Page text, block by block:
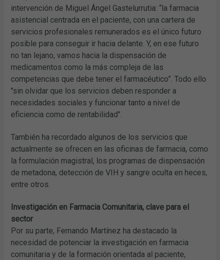
intervención de Miguel Ángel Gastelurrutia: “la farmacia
asistencial centrada en el paciente, con una cartera de
servicios profesionales remunerados es el único futuro
posible para conseguir ir hacia delante. Y, en ese futuro
no tan lejano, vamos hacia la dispensación de
medicamentos como la más compleja de las
competencias que debe tener el farmacéutico”. Todo ello
"sin olvidar que los servicios deben responder a
necesidades sociales y funcionar tanto a nivel de
eficiencia como de rentabilidad".
También ha recordado algunos de los servicios que
actualmente se ofrecen en las oficinas de farmacia, como
la formulación magistral, los programas de dispensación
de metadona, detección de VIH y sangre oculta en heces,
entre otros.
Investigación en Farmacia Comunitaria, clave para el
sector
Por su parte, Fernando Martínez ha destacado la
necesidad de potenciar la investigación en farmacia
comunitaria y de la formación orientada al paciente,